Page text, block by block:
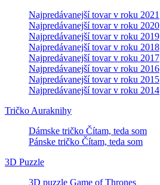
Najpredávanejší tovar v roku 2021
Najpredávanejší tovar v roku 2020
Najpredávanejší tovar v roku 2019
Najpredávanejší tovar v roku 2018
Najpredávanejší tovar v roku 2017
Najpredávanejší tovar v roku 2016
Najpredávanejší tovar v roku 2015
Najpredávanejší tovar v roku 2014
Tričko Auraknihy
Dámske tričko Čítam, teda som
Pánske tričko Čítam, teda som
3D Puzzle
3D puzzle Game of Thrones